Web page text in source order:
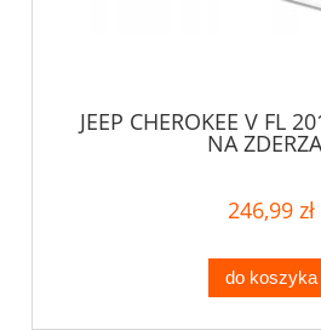
JEEP CHEROKEE V FL
NA
246,99 zł
do koszyka